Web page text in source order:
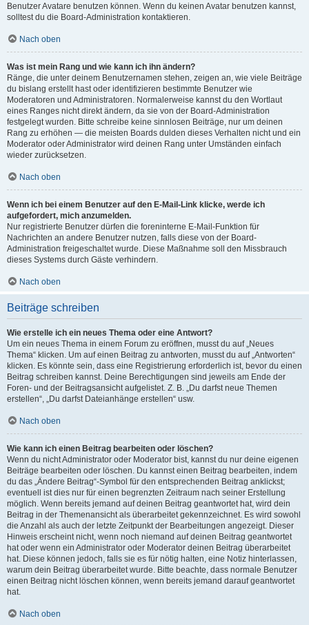
Benutzer Avatare benutzen können. Wenn du keinen Avatar benutzen kannst,
solltest du die Board-Administration kontaktieren.
Nach oben
Was ist mein Rang und wie kann ich ihn ändern?
Ränge, die unter deinem Benutzernamen stehen, zeigen an, wie viele Beiträge
du bislang erstellt hast oder identifizieren bestimmte Benutzer wie
Moderatoren und Administratoren. Normalerweise kannst du den Wortlaut
eines Ranges nicht direkt ändern, da sie von der Board-Administration
festgelegt wurden. Bitte schreibe keine sinnlosen Beiträge, nur um deinen
Rang zu erhöhen — die meisten Boards dulden dieses Verhalten nicht und ein
Moderator oder Administrator wird deinen Rang unter Umständen einfach
wieder zurücksetzen.
Nach oben
Wenn ich bei einem Benutzer auf den E-Mail-Link klicke, werde ich
aufgefordert, mich anzumelden.
Nur registrierte Benutzer dürfen die foreninterne E-Mail-Funktion für
Nachrichten an andere Benutzer nutzen, falls diese von der Board-
Administration freigeschaltet wurde. Diese Maßnahme soll den Missbrauch
dieses Systems durch Gäste verhindern.
Nach oben
Beiträge schreiben
Wie erstelle ich ein neues Thema oder eine Antwort?
Um ein neues Thema in einem Forum zu eröffnen, musst du auf „Neues
Thema“ klicken. Um auf einen Beitrag zu antworten, musst du auf „Antworten“
klicken. Es könnte sein, dass eine Registrierung erforderlich ist, bevor du einen
Beitrag schreiben kannst. Deine Berechtigungen sind jeweils am Ende der
Foren- und der Beitragsansicht aufgelistet. Z. B. „Du darfst neue Themen
erstellen“, „Du darfst Dateianhänge erstellen“ usw.
Nach oben
Wie kann ich einen Beitrag bearbeiten oder löschen?
Wenn du nicht Administrator oder Moderator bist, kannst du nur deine eigenen
Beiträge bearbeiten oder löschen. Du kannst einen Beitrag bearbeiten, indem
du das „Ändere Beitrag“-Symbol für den entsprechenden Beitrag anklickst;
eventuell ist dies nur für einen begrenzten Zeitraum nach seiner Erstellung
möglich. Wenn bereits jemand auf deinen Beitrag geantwortet hat, wird dein
Beitrag in der Themenansicht als überarbeitet gekennzeichnet. Es wird sowohl
die Anzahl als auch der letzte Zeitpunkt der Bearbeitungen angezeigt. Dieser
Hinweis erscheint nicht, wenn noch niemand auf deinen Beitrag geantwortet
hat oder wenn ein Administrator oder Moderator deinen Beitrag überarbeitet
hat. Diese können jedoch, falls sie es für nötig halten, eine Notiz hinterlassen,
warum dein Beitrag überarbeitet wurde. Bitte beachte, dass normale Benutzer
einen Beitrag nicht löschen können, wenn bereits jemand darauf geantwortet
hat.
Nach oben